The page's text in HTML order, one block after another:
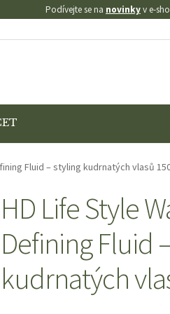
Podívejte se na novinkyv e-
O NÁS OBCHOD
VÝMĚNA A VRÁCENÍ ZBOŽÍ
ZKUŠEBNÍ STRÁNKA
Fluid – styling kudrnatých vlasů
HD Life Style
Defining Fluid
kudrnatých